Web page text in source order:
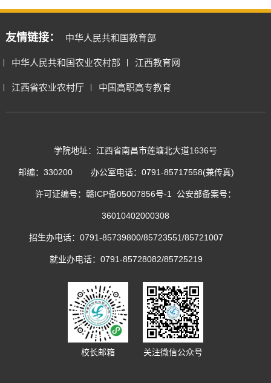
友情链接： 中华人民共和国教育部
中华人民共和国农业农村部 江西教育网
江西省农业农村厅 中国高职高专教育
学院地址：江西省南昌市莲塘北大道1636号
邮编：330200 办公室电话：0791-85717558(兼传真)
许可证编号： 赣ICP备05007856号-1 公安部备案号：
36010402000308
招生办电话：0791-85739800/85723551/85721007
就业办电话：0791-85728082/85725219
校长邮箱 关注微信公众号